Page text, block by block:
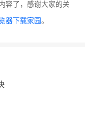
容了，感谢大家的关
器下载家园。